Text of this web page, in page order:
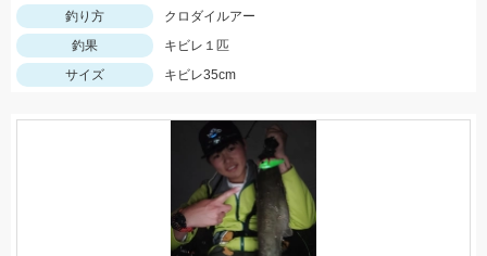
釣り方
クロダイルアー
釣果
キビレ１匹
サイズ
キビレ35cm